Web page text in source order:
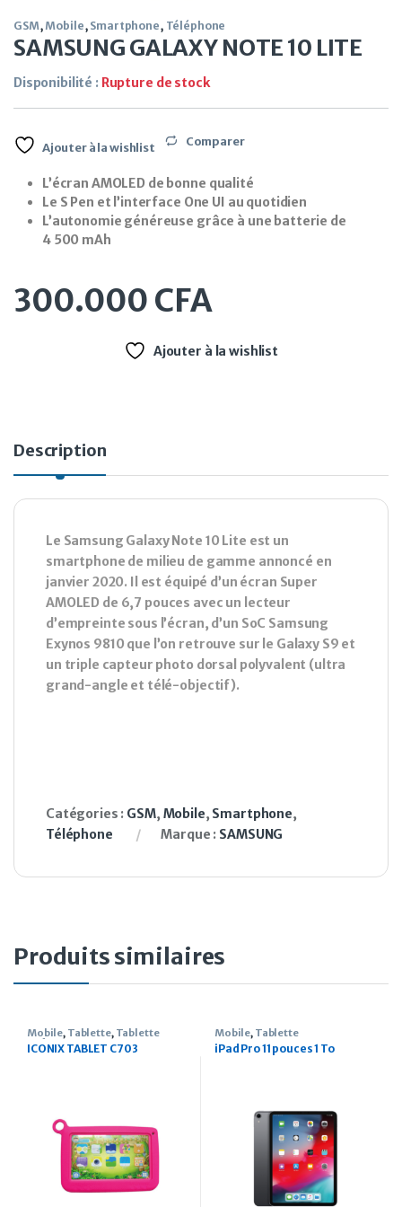
GSM, Mobile, Smartphone, Téléphone
SAMSUNG GALAXY NOTE 10 LITE
Disponibilité : Rupture de stock
Ajouter à la wishlist Comparer
L’écran AMOLED de bonne qualité
Le S Pen et l’interface One UI au quotidien
L’autonomie généreuse grâce à une batterie de
4 500 mAh
300.000 CFA
Ajouter à la wishlist
Description
Le Samsung Galaxy Note 10 Lite est un
smartphone de milieu de gamme annoncé en
janvier 2020. Il est équipé d’un écran Super
AMOLED de 6,7 pouces avec un lecteur
d’empreinte sous l’écran, d’un SoC Samsung
Exynos 9810 que l’on retrouve sur le Galaxy S9 et
un triple capteur photo dorsal polyvalent (ultra
grand-angle et télé-objectif).
Catégories : GSM, Mobile, Smartphone,
Téléphone
Marque : SAMSUNG
Produits similaires
Mobile, Tablette, Tablette
enfant
ICONIX TABLET C703
Mobile, Tablette
iPad Pro 11 pouces 1 To